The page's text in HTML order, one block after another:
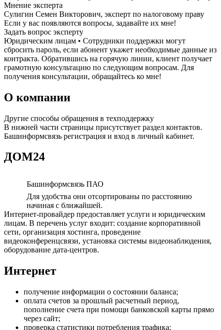
Мнение эксперта
Сулигин Семен Викторович, эксперт по налоговому праву
Если у вас появляются вопросы, задавайте их мне!
Задать вопрос эксперту
Юридическим лицам • Сотрудники поддержки могут
сбросить пароль, если абонент укажет необходимые данные из
контракта. Обратившись на горячую линии, клиент получает
грамотную консультацию по следующим вопросам. Для
получения консультации, обращайтесь ко мне!
О компании
Другие способы обращения в техподдержку
В нижней части страницы присутствует раздел контактов.
Башинформсвязь регистрация и вход в личный кабинет.
ДОМ24
Башинформсвязь ПАО
Для удобства они отсортированы по расстоянию
начиная с ближайшей.
Интернет-провайдер предоставляет услуги и юридическим
лицам. В перечень услуг входит: создание корпоративной
сети, организация хостинга, проведение
видеоконференцсвязи, установка системы видеонаблюдения,
оборудование дата-центров.
Интернет
получение информации о состоянии баланса;
оплата счетов за прошлый расчетный период,
пополнение счета при помощи банковской карты прямо
через сайт;
проверка статистики потребления трафика;